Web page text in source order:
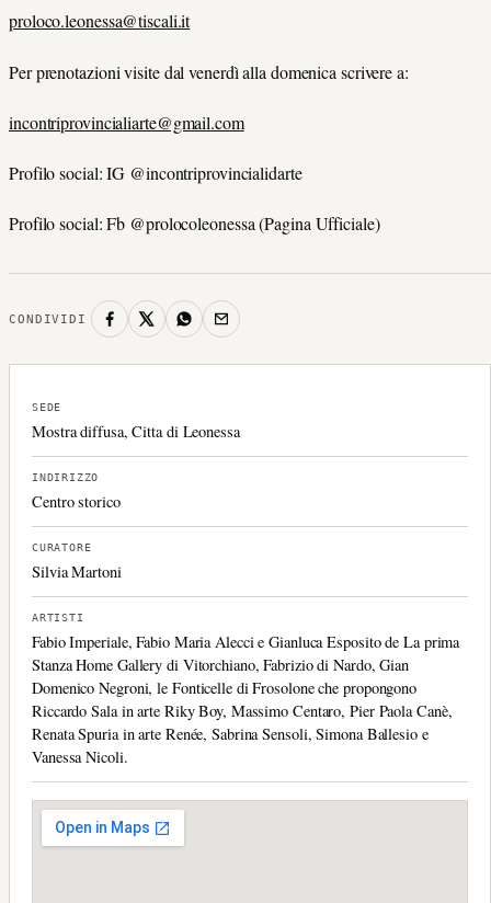
proloco.leonessa@tiscali.it
Per prenotazioni visite dal venerdì alla domenica scrivere a:
incontriprovincialiarte@gmail.com
Profilo social: IG @incontriprovincialidarte
Profilo social: Fb @prolocoleonessa (Pagina Ufficiale)
CONDIVIDI
SEDE
Mostra diffusa, Citta di Leonessa
INDIRIZZO
Centro storico
CURATORE
Silvia Martoni
ARTISTI
Fabio Imperiale, Fabio Maria Alecci e Gianluca Esposito de La prima
Stanza Home Gallery di Vitorchiano, Fabrizio di Nardo, Gian
Domenico Negroni, le Fonticelle di Frosolone che propongono
Riccardo Sala in arte Riky Boy, Massimo Centaro, Pier Paola Canè,
Renata Spuria in arte Renée, Sabrina Sensoli, Simona Ballesio e
Vanessa Nicoli.